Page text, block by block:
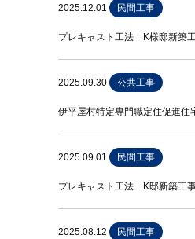
2025.12.01 民間工事
プレキャスト工法 K様邸新築
2025.09.30 公共工事
伊平屋村特定専門職定住促進住
2025.09.01 民間工事
プレキャスト工法 K邸新築
2025.08.12 民間工事